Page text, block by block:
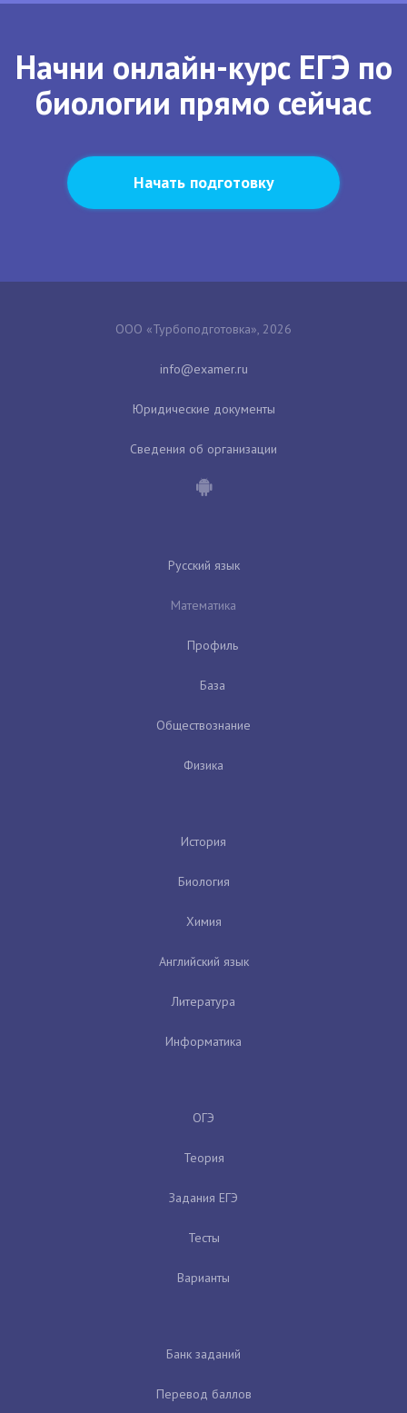
Начни онлайн-курс ЕГЭ по
биологии прямо сейчас
Начать подготовку
ООО «Турбоподготовка», 2026
Юридические документы
Сведения об организации
Русский язык
Математика
Профиль
База
Обществознание
Физика
История
Биология
Химия
Английский язык
Литература
Информатика
ОГЭ
Теория
Задания ЕГЭ
Тесты
Варианты
Банк заданий
Перевод баллов